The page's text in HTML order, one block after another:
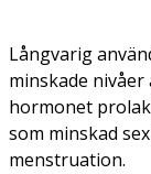
Långvarig
minskade
hormonet
som minskad
menstruation.